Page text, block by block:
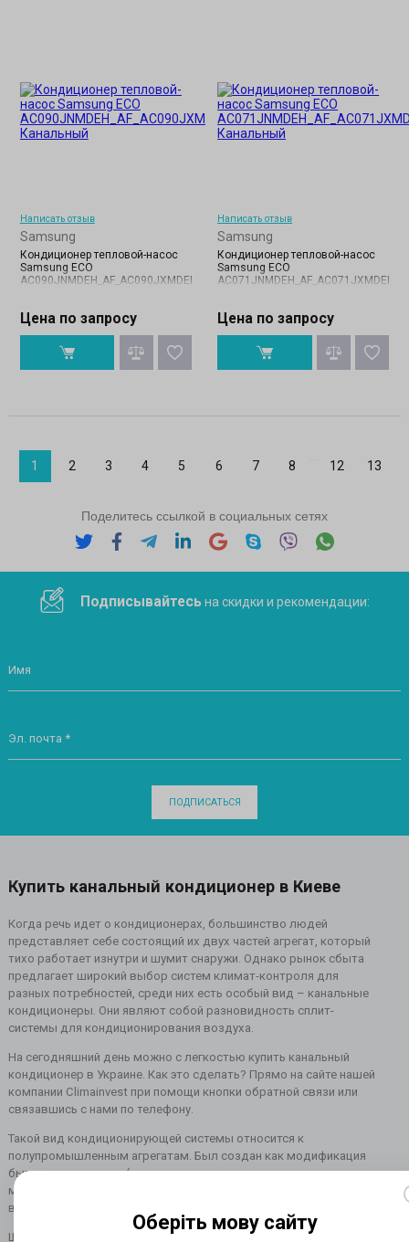
Оберіть мову сайту
Написать отзыв
Samsung
Кондиционер тепловой-насос
Samsung ECO
AC090JNMDEH_AF_AC090JXMDEH_AF
Цена по запросу
Написать отзыв
Samsung
Кондиционер тепловой-насос
Samsung ECO
Цена по запросу
1 2 3 4 5 6 7 8 12 13
Поделитесь ссылкой в социальных сетях
Подписывайтесьна скидки и рекомендации:
Имя
Эл. почта *
ПОДПИСАТЬСЯ
Купить канальный кондиционер в Киеве
Когда речь идет о кондиционерах, большинство людей
представляет себе состоящий их двух частей агрегат, который
тихо работает изнутри и шумит снаружи. Однако рынок сбыта
предлагает широкий выбор систем климат-контроля для
разных потребностей, среди них есть особый вид – канальные
кондиционеры. Они являют собой разновидность сплит-
системы для кондиционирования воздуха.
На сегодняшний день можно с легкостью купить канальный
кондиционер в Украине. Как это сделать? Прямо на сайте нашей
компании Сlimainvest при помощи кнопки обратной связи или
связавшись с нами по телефону.
Такой вид кондиционирующей системы относится к
полупромышленным агрегатам. Был создан как модификация
бытовых установок (получил от них компактность и высокую
мощность) и промышленных машин (приобрел сеть
воздуховодов с термоизоляцией).
Широкое распространение в нашей стране такая